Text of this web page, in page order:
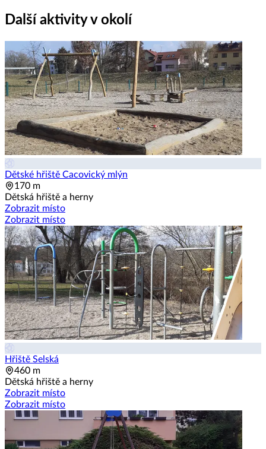
Další aktivity v okolí
Dětské hřiště Cacovický mlýn
170 m
Dětská hřiště a herny
Zobrazit místo
Zobrazit místo
Hřiště Selská
460 m
Dětská hřiště a herny
Zobrazit místo
Zobrazit místo